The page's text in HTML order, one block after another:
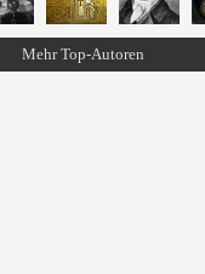
Mehr Top-Autoren